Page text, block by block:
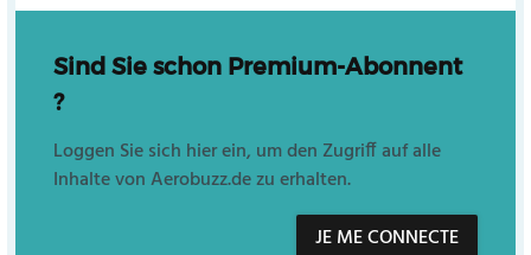
Sind Sie schon Premium-Abonnent
?
Loggen Sie sich hier ein, um den Zugriff auf alle
Inhalte von Aerobuzz.de zu erhalten.
JE ME CONNECTE